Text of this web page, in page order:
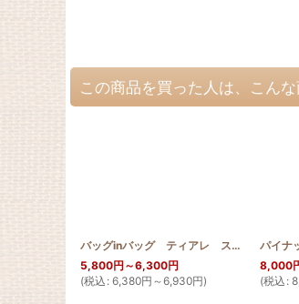
この商品を買った人は、こん
バッグinバッグ ティアレ スクロールデザイン
5,800円 ～6,300円
(税込 : 6,380円 ～6,930円)
8,000
(税込 :